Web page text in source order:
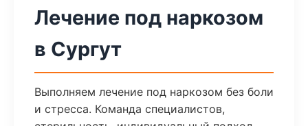
Лечение под наркозом
в Сургут
Выполняем лечение под наркозом без боли
и стресса. Команда специалистов,